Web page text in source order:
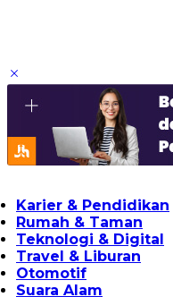
Karier & Pendidikan
Rumah & Taman
Teknologi & Digital
Travel & Liburan
Otomotif
Suara Alam